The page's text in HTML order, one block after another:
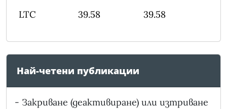
LTC
39.58 39.58
Най-четени публикации
- Закриване (деактивиране) или изтриване